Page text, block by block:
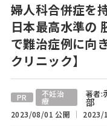
婦人科合併症を
日本最高水準の
で難治症例に向
クリニック】
PR 不妊治
療
著者:
部
2023/08/01 公開 2023/